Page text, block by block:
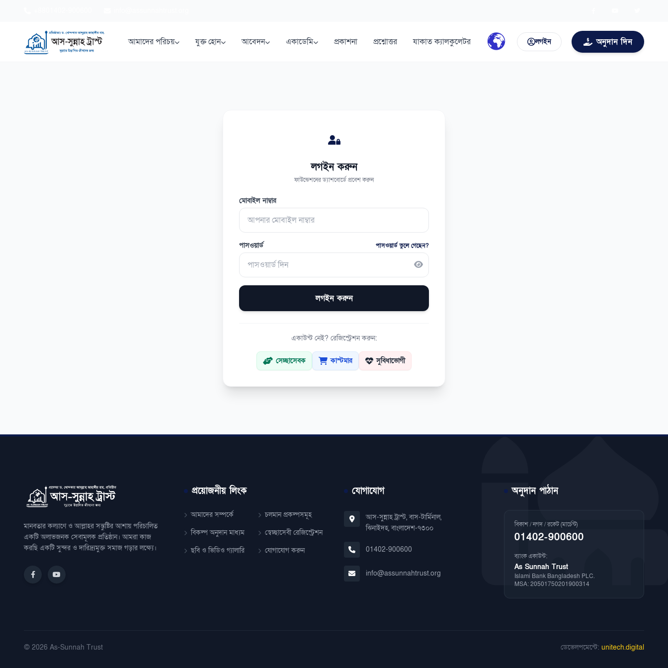
আমাদের পরিচয় যুক্ত হোন আবেদন একাডেমি প্রকাশনা প্রশ্নোত্তর যাকাত ক্যালকুলেটর লগইন অনুদান দিন
লগইন করুন
ফাউন্ডেশনের ড্যাশবোর্ডে প্রবেশ করুন
মোবাইল নাম্বার
পাসওয়ার্ড পাসওয়ার্ড ভুলে গেছেন?
লগইন করুন
একাউন্ট নেই? রেজিস্ট্রেশন করুন:
সেচ্ছাসেবক কাস্টমার সুবিধাভোগী
মানবতার কল্যাণে ও আল্লাহর সন্তুষ্টির আশায় পরিচালিত
একটি অলাভজনক সেবামূলক প্রতিষ্ঠান। আমরা কাজ
করছি একটি সুন্দর ও দারিদ্র্যমুক্ত সমাজ গড়ার লক্ষ্যে।
প্রয়োজনীয় লিংক
আমাদের সম্পর্কে
চলমান প্রকল্পসমূহ
বিকল্প অনুদান মাধ্যম
স্বেচ্ছাসেবী রেজিস্ট্রেশন
ছবি ও ভিডিও গ্যালারি
যোগাযোগ করুন
যোগাযোগ
আস-সুন্নাহ ট্রাস্ট, বাস-টার্মিনাল,
ঝিনাইদহ, বাংলাদেশ-৭৩০০
01402-900600
info@assunnahtrust.org
অনুদান পাঠান
বিকাশ / নগদ / রকেট (মার্চেন্ট)
01402-900600
ব্যাংক একাউন্ট:
As Sunnah Trust
Islami Bank Bangladesh PLC.
MSA: 20501750201900314
© 2026 As-Sunnah Trust ডেভেলপমেন্টে: unitech.digital